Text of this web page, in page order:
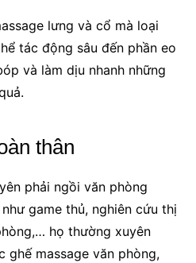
lưng và cổ mà loại
tác động sâu đến phần eo
và làm dịu nhanh những
thân
phải ngồi văn phòng
game thủ, nghiên cứu thị
họ thường xuyên
ghế massage văn phòng,